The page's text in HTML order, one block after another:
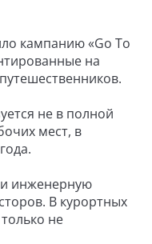
кампанию «Go To
на
не в полной
мест, в
инженерную
В курортных
не